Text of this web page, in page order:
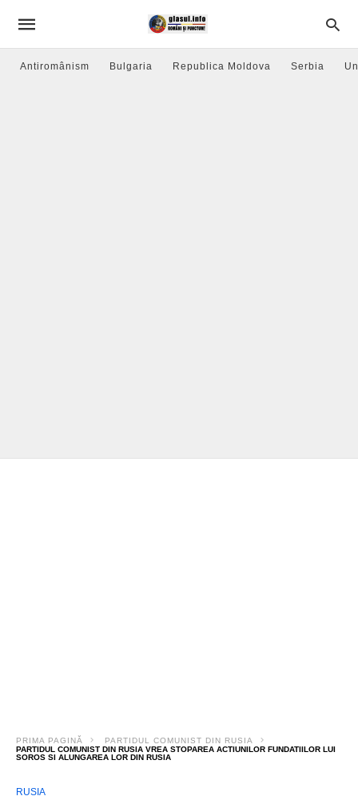
Antiromânism Bulgaria Republica Moldova Serbia
PRIMA PAGINĂ
PARTIDUL COMUNIST DIN RUSIA
PARTIDUL COMUNIST DIN RUSIA VREA STOPAREA ACTIUNILOR FUNDATIILOR LUI
SOROS SI ALUNGAREA LOR DIN RUSIA
RUSIA